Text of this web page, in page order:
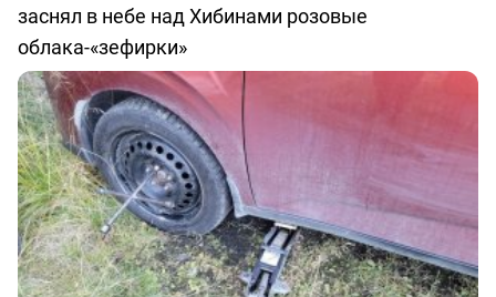
заснял в небе над Хибинами розовые
облака-«зефирки»